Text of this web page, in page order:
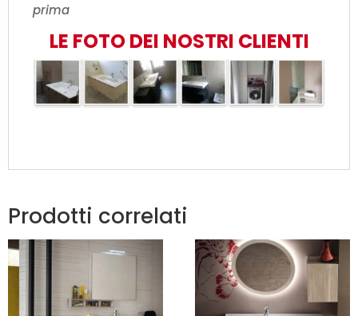
prima
LE FOTO DEI NOSTRI CLIENTI
Prodotti correlati